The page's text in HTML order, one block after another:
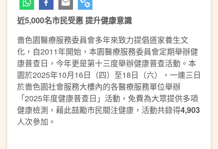
近5,000名市民受惠 提升健康意識
嗇色園醫療服務委員會多年來致力提倡道家養生文
化，自2011年開始，本園醫療服務委員會定期舉辦健
康普查日，今年更是第十三度舉辦健康普查活動。本
園於2025年10月16日（四）至18日（六），一連三日
於嗇色園社會服務大樓內的各醫療服務單位舉辦
「2025年度健康普查日」活動，免費為大眾提供多項
健康檢測，藉此鼓勵市民關注健康，活動共錄得4,903
人次參加。